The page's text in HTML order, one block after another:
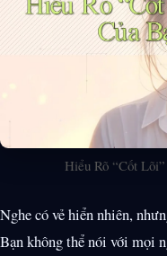
Hiểu Rõ “Cốt
Nghe có vẻ hiển nhiên,
Bạn không thể nói với mọi